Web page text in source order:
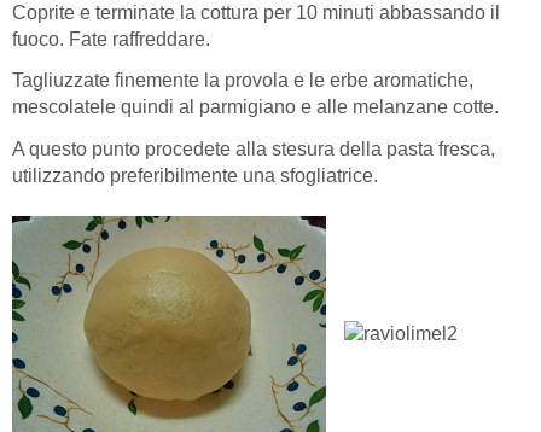
Coprite e terminate la cottura per 10 minuti abbassando il
fuoco. Fate raffreddare.
Tagliuzzate finemente la provola e le erbe aromatiche,
mescolatele quindi al parmigiano e alle melanzane cotte.
A questo punto procedete alla stesura della pasta fresca,
utilizzando preferibilmente una sfogliatrice.